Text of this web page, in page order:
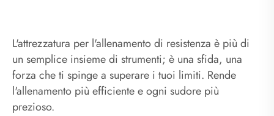
L'attrezzatura per l'allenamento di resistenza è più di
un semplice insieme di strumenti; è una sfida, una
forza che ti spinge a superare i tuoi limiti. Rende
l'allenamento più efficiente e ogni sudore più
prezioso.